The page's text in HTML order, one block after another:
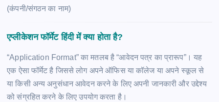
(कंपनी/संगठन का नाम)
एप्लीकेशन फॉर्मेट हिंदी में क्या होता है?
“Application Format” का मतलब है “आवेदन पत्र का प्रारूप”। यह
एक ऐसा फॉर्मेट है जिससे लोग अपने ऑफिस या कॉलेज या अपने स्कूल से
या किसी अन्य अनुसंधान आवेदन करने के लिए अपनी जानकारी और उद्देश्य
को संग्रहित करने के लिए उपयोग करता है।